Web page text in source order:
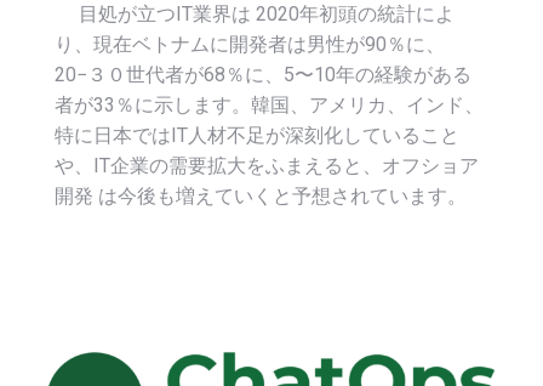
目処が立つIT業界は 2020年初頭の統計によ
り、現在ベトナムに開発者は男性が90％に、
20−３０世代者が68％に、5〜10年の経験がある
者が33％に示します。韓国、アメリカ、インド、
特に日本ではIT人材不足が深刻化していること
や、IT企業の需要拡大をふまえると、オフショア
開発 は今後も増えていくと予想されています。